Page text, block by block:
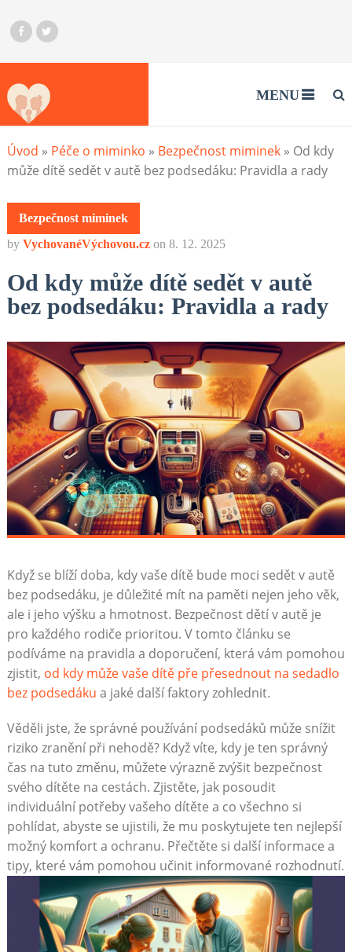
MENU
Úvod » Péče o miminko » Bezpečnost miminek» Od kdy
může dítě sedět v autě bez podsedáku: Pravidla a rady
Bezpečnost miminek
by VychovanéVýchovou.cz on 8. 12. 2025
Od kdy může dítě sedět v autě
bez podsedáku: Pravidla a rady
Když se blíží doba, kdy vaše dítě bude moci sedět v autě
bez podsedáku, je důležité mít na paměti nejen jeho věk,
ale i jeho výšku a hmotnost. Bezpečnost dětí v autě je
pro každého rodiče prioritou. V tomto článku se
podíváme na pravidla a doporučení, která vám pomohou
zjistit, od kdy může vaše dítě pře přesednout na sedadlo
bez podsedáku a jaké další faktory zohlednit.
Věděli jste, že správné používání podsedáků může snížit
riziko zranění při nehodě? Když víte, kdy je ten správný
čas na tuto změnu, můžete výrazně zvýšit bezpečnost
svého dítěte na cestách. Zjistěte, jak posoudit
individuální potřeby vašeho dítěte a co všechno si
pohlídat, abyste se ujistili, že mu poskytujete ten nejlepší
možný komfort a ochranu. Přečtěte si další informace a
tipy, které vám pomohou učinit informované rozhodnutí.